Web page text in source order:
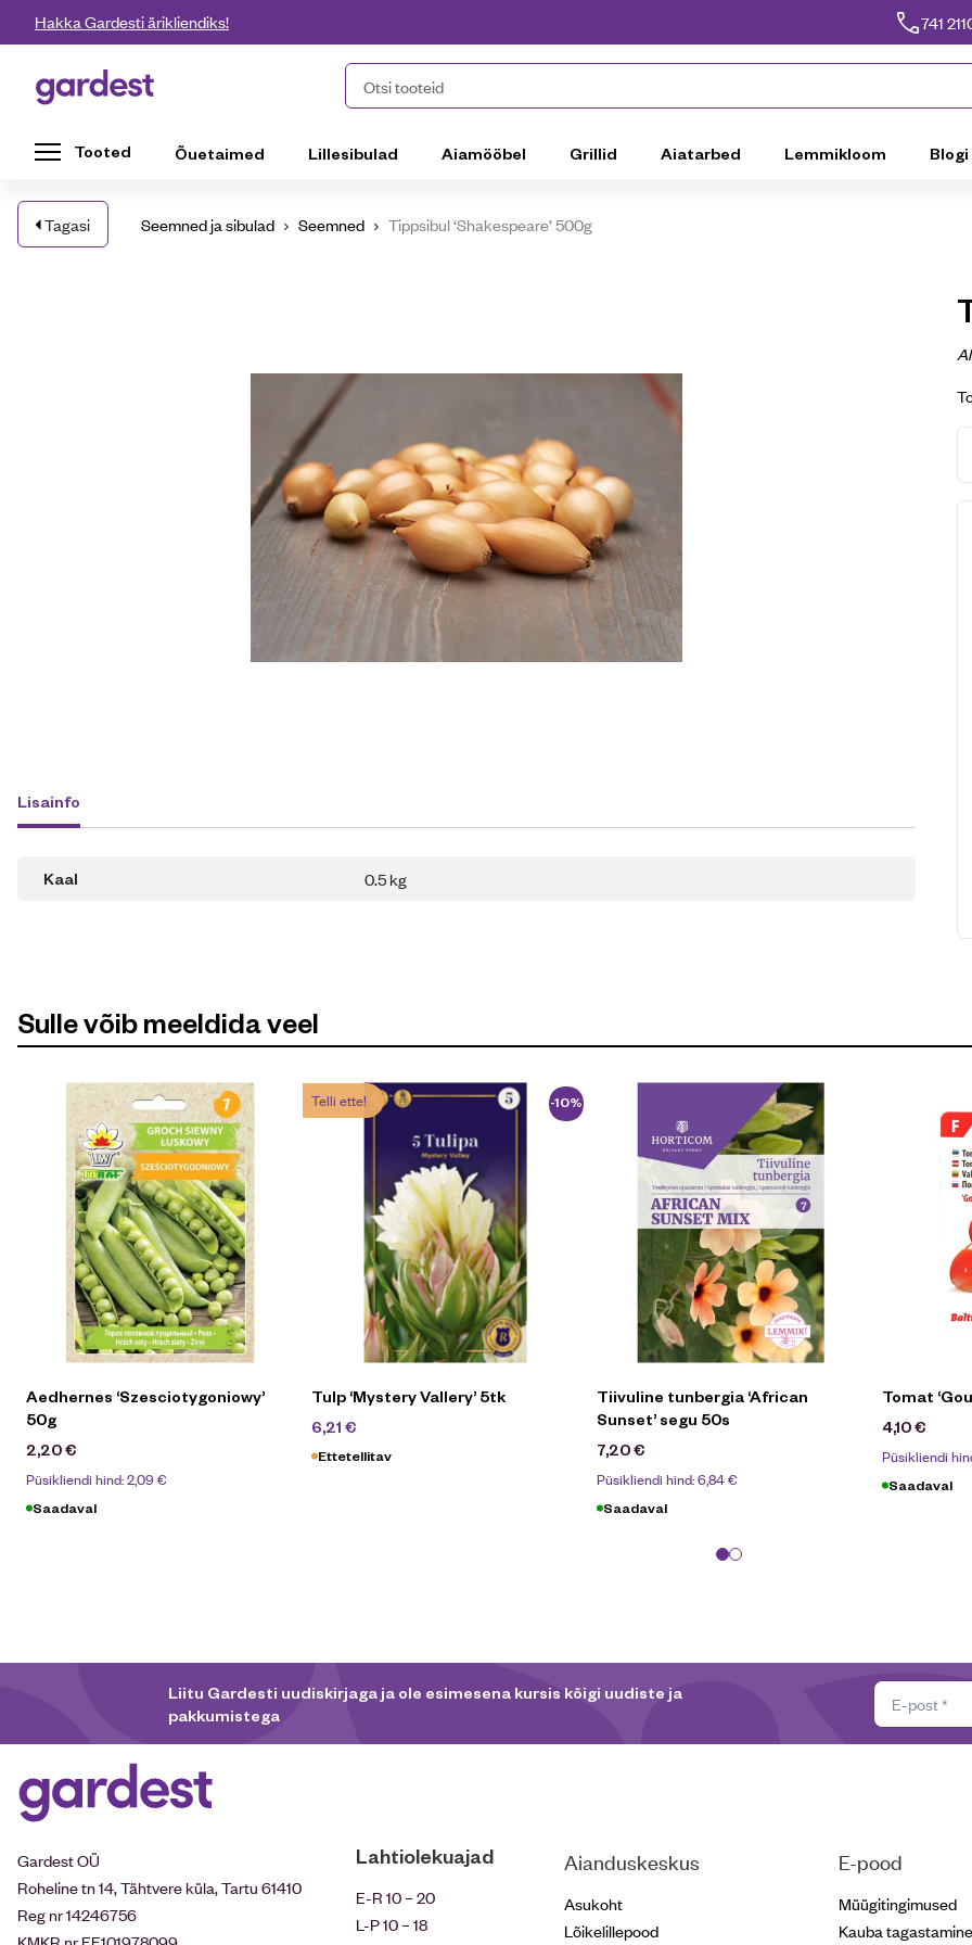
Liigu edasi põhisisu juurde
Hakka Gardesti ärikliendiks! 741
Gardest Otsi tooteid
Tooted Õuetaimed Lillesibulad Aiamööbel Grillid Aiatarbed Lemmikloom Blogi
Tagasi Seemned ja sibulad Seemned Tippsibul ‘Shakespeare’ 500g
Lisainfo
Kaal 0.5 kg
Sulle võib meeldida veel
Aedhernes ‘Szesciotygoniowy’
50g
2,20€
Püsikliendi hind:2,09€
Saadaval
Telli ette! -10%
Tulp ‘Mystery Vallery’ 5tk
6,21 €
Ettetellitav
Tiivuline tunbergia ‘African
Sunset’ segu 50s
7,20€
Püsikliendi hind:6,84€
Saadaval
Tomat
4,10€
Püsikliendi
Saadaval
Liitu Gardesti uudiskirjaga ja ole esimesena kursis kõigi uudiste ja
pakkumistega
Gardest OÜ
Roheline tn 14, Tähtvere küla, Tartu 61410
Reg nr 14246756
Lahtiolekuajad
E-R 10 – 20
L-P 10 – 18
Aianduskeskus
Asukoht
Lõikelillepood
E-pood
Müügitingimused
Kauba tagastamine